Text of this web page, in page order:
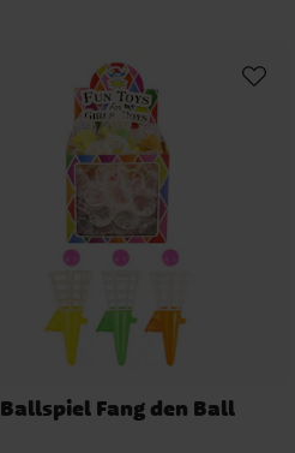
Ballspiel Fang den Ball